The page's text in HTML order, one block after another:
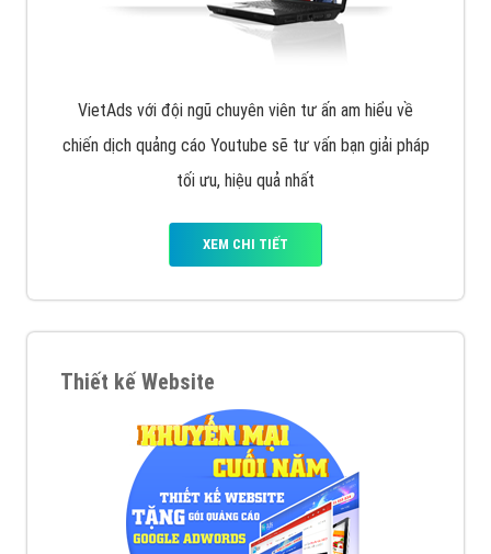
VietAds với đội ngũ chuyên viên tư ấn am hiểu về
chiến dịch quảng cáo Youtube sẽ tư vấn bạn giải pháp
tối ưu, hiệu quả nhất
XEM CHI TIẾT
Thiết kế Website